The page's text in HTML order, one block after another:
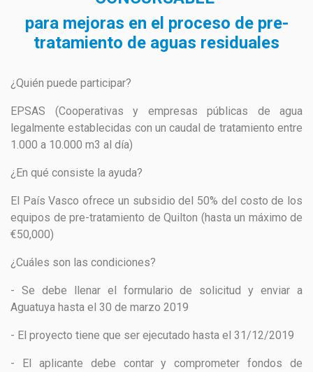
para mejoras en el proceso de pre-
tratamiento de aguas residuales
¿Quién puede participar?
EPSAS (Cooperativas y empresas públicas de agua
legalmente establecidas con un caudal de tratamiento entre
1.000 a 10.000 m3 al día)
¿En qué consiste la ayuda?
El País Vasco ofrece un subsidio del 50% del costo de los
equipos de pre-tratamiento de Quilton (hasta un máximo de
€50,000)
¿Cuáles son las condiciones?
- Se debe llenar el formulario de solicitud y enviar a
Aguatuya hasta el 30 de marzo 2019
- El proyecto tiene que ser ejecutado hasta el 31/12/2019
- El aplicante debe contar y comprometer fondos de